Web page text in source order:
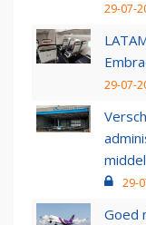
29-07-
29-07-
29-
Goed